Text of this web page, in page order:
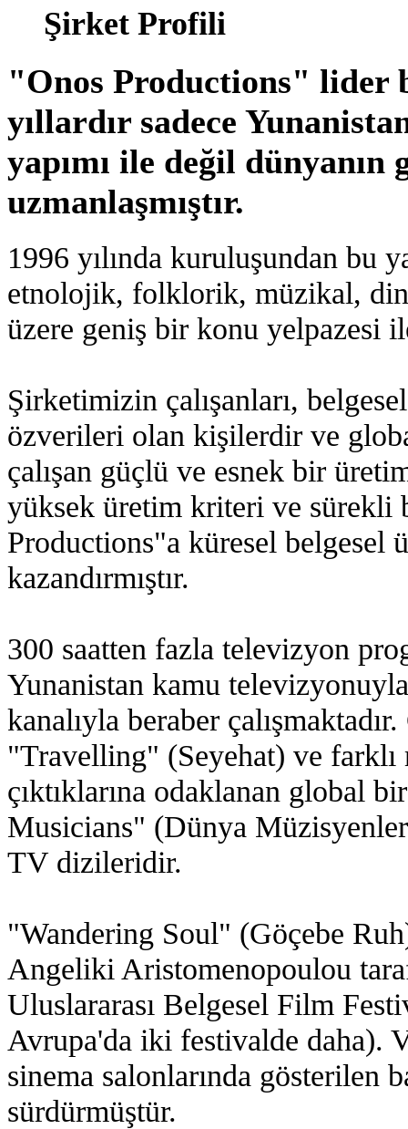
Şirket Profili
"Onos Productions" lider
yıllardır sadece
yapımı ile değil dünyanın
uzmanlaşmıştır.
1996 yılında kuruluşundan bu
etnolojik, folklorik, müzikal,
üzere geniş bir konu yelpazesi
Şirketimizin çalışanları,
özverileri olan kişilerdir ve
çalışan güçlü ve esnek bir
yüksek üretim kriteri ve sürekli
Productions"a küresel belgesel
kazandırmıştır.
300 saatten fazla televizyon
Yunanistan kamu
kanalıyla beraber
"Travelling" (Seyehat) ve
çıktıklarına odaklanan global
Musicians" (Dünya
TV dizileridir.
"Wandering Soul" (Göçebe
Angeliki Aristomenopoulou
Uluslararası Belgesel Film
Avrupa'da iki festivalde daha).
sinema salonlarında gösterilen
sürdürmüştür.